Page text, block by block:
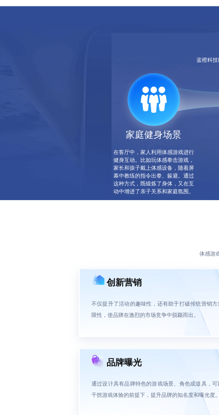
蓝橙科
家庭健身场景
在客厅中，家人利用体感游戏进行
健身互动。比如玩体感拳击游戏，
家长和孩子戴上体感设备，随着屏
幕中教练的指令出拳、躲避。通过
这种方式，既锻炼了身体，又在互
动中增进了亲子关系和家庭氛围。
体感游
创新营销
不仅提升了活动的趣味性，还有助于打破传统营销方
限性，使品牌在激烈的市场竞争中脱颖而出。
品牌曝光
通过设计具有品牌特色的游戏场景、角色或道具，可
干扰游戏体验的前提下，提升品牌的知名度和曝光度